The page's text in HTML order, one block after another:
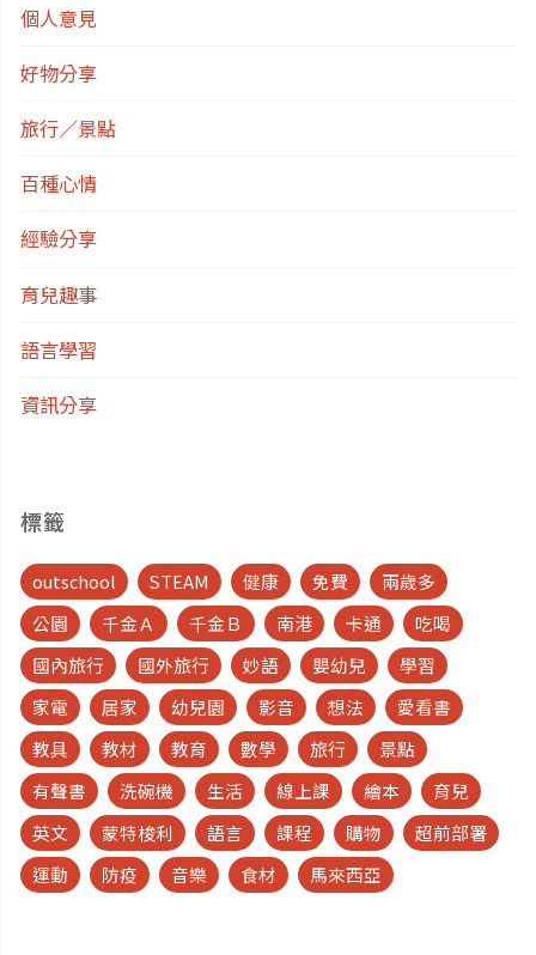
個人意見
好物分享
旅行／景點
百種心情
經驗分享
育兒趣事
語言學習
資訊分享
標籤
outschool STEAM 健康 免費
兩歲多
公園
千金Ａ 千金Ｂ 南港 卡通
吃喝
國內旅行
國外旅行 妙語 嬰幼兒
學習
家電
居家 幼兒園 影音 想法
愛看書
教具
教材 教育 數學 旅行
景點
有聲書
洗碗機 生活 線上課 繪本
育兒
英文
蒙特梭利 語言 課程 購物
超前部署
運動
防疫 音樂 食材 馬來西亞